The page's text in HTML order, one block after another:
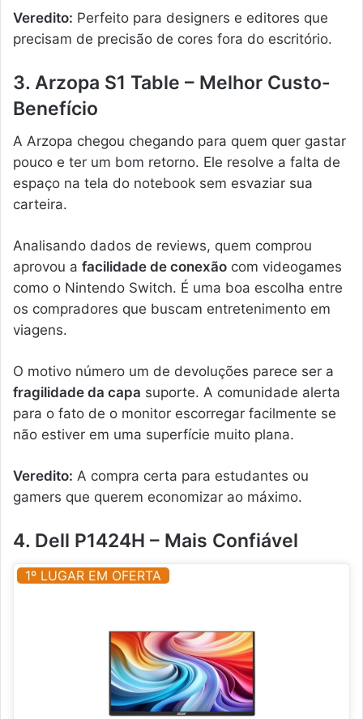
Veredito: Perfeito para designers e editores que
precisam de precisão de cores fora do escritório.
3. Arzopa S1 Table – Melhor Custo-
Benefício
A Arzopa chegou chegando para quem quer gastar
pouco e ter um bom retorno. Ele resolve a falta de
espaço na tela do notebook sem esvaziar sua
carteira.
Analisando dados de reviews, quem comprou
aprovou a facilidade de conexão com videogames
como o Nintendo Switch. É uma boa escolha entre
os compradores que buscam entretenimento em
viagens.
O motivo número um de devoluções parece ser a
fragilidade da capa suporte. A comunidade alerta
para o fato de o monitor escorregar facilmente se
não estiver em uma superfície muito plana.
Veredito: A compra certa para estudantes ou
gamers que querem economizar ao máximo.
4. Dell P1424H – Mais Confiável
1º LUGAR EM OFERTA